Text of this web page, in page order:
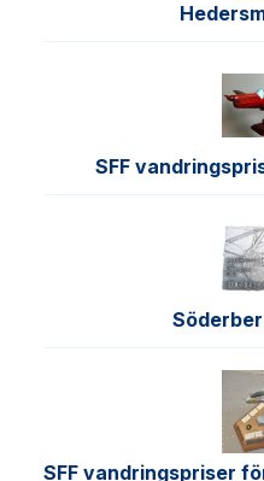
SFF
SFF vandringspriser